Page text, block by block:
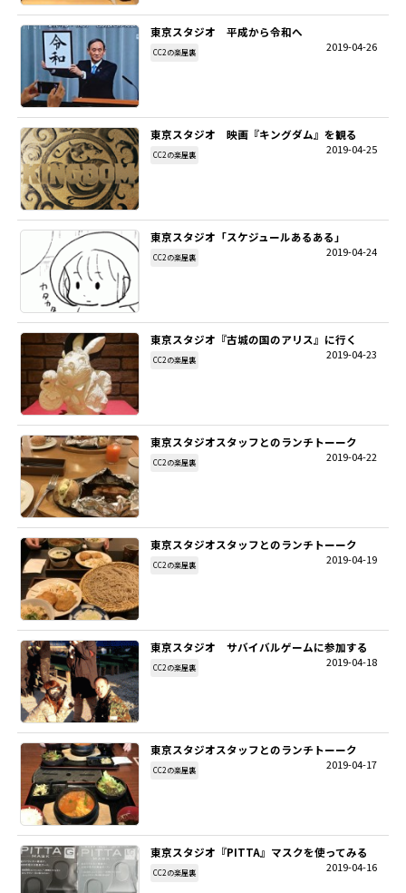
東京スタジオ 平成から令和へ
2019-04-26
CC2の楽屋裏
東京スタジオ 映画『キングダム』を観る
2019-04-25
CC2の楽屋裏
東京スタジオ「スケジュールあるある」
2019-04-24
CC2の楽屋裏
東京スタジオ『古城の国のアリス』に行く
2019-04-23
CC2の楽屋裏
東京スタジオスタッフとのランチトーーク
2019-04-22
CC2の楽屋裏
東京スタジオスタッフとのランチトーーク
2019-04-19
CC2の楽屋裏
東京スタジオ サバイバルゲームに参加する
2019-04-18
CC2の楽屋裏
東京スタジオスタッフとのランチトーーク
2019-04-17
CC2の楽屋裏
東京スタジオ『PITTA』マスクを使ってみる
2019-04-16
CC2の楽屋裏